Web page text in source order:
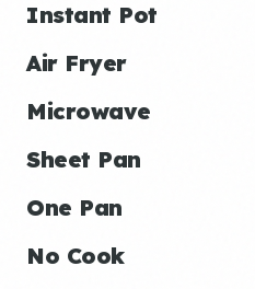
Instant Pot
Air Fryer
Microwave
Sheet Pan
One Pan
No Cook